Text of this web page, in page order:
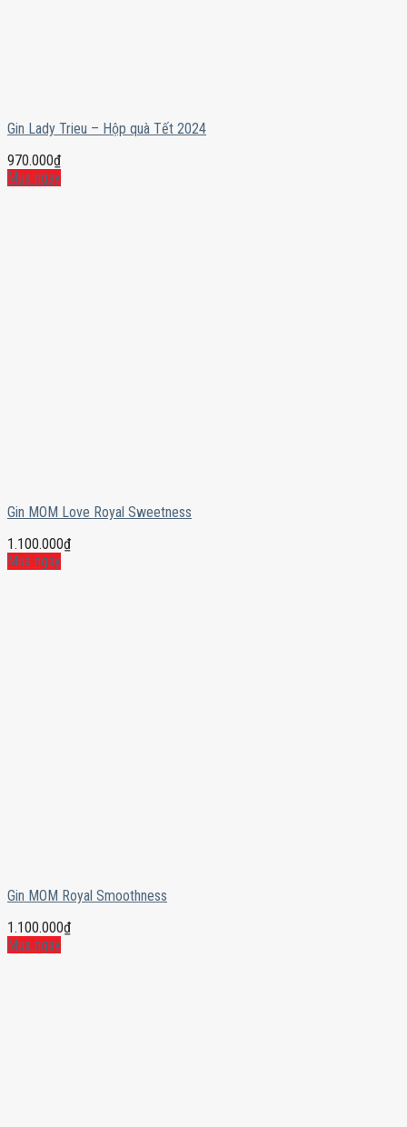
Gin Lady Trieu – Hộp quà Tết 2024
970.000₫
Mua ngay
Gin MOM Love Royal Sweetness
1.100.000₫
Mua ngay
Gin MOM Royal Smoothness
1.100.000₫
Mua ngay